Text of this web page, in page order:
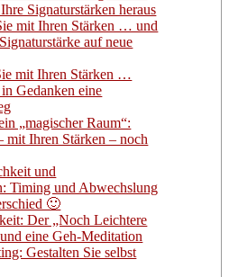
Signaturstärken heraus
mit Ihren Stärken … und
auf neue
mit Ihren Stärken …
Gedanken eine
„magischer Raum“:
mit Ihren Stärken – noch
und
Timing und Abwechslung
🙂
Der „Noch Leichtere
eine Geh-Meditation
Gestalten Sie selbst